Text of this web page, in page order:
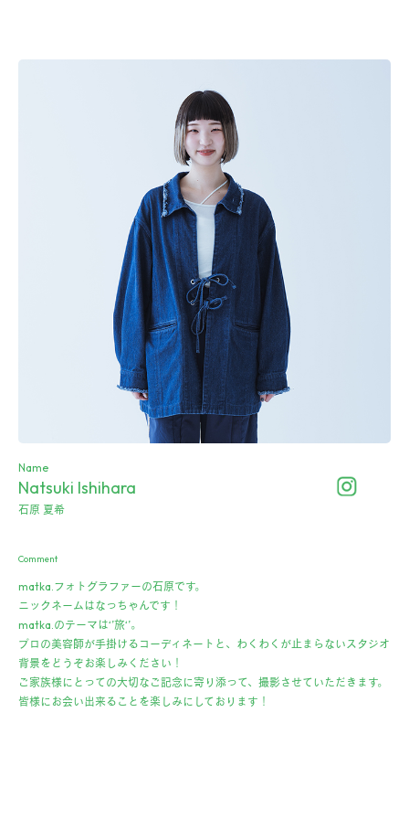
Name
Natsuki Ishihara
石原 夏希
Comment
matka.フォトグラファーの石原です。
ニックネームはなっちゃんです！
matka.のテーマは‘’旅‘’。
プロの美容師が手掛けるコーディネートと、わくわくが止まらないスタジオ
背景をどうぞお楽しみください！
ご家族様にとっての大切なご記念に寄り添って、撮影させていただきます。
皆様にお会い出来ることを楽しみにしております！